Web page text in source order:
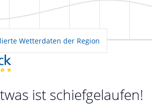
Wetterdaten der Region
ist schiefgelaufen!